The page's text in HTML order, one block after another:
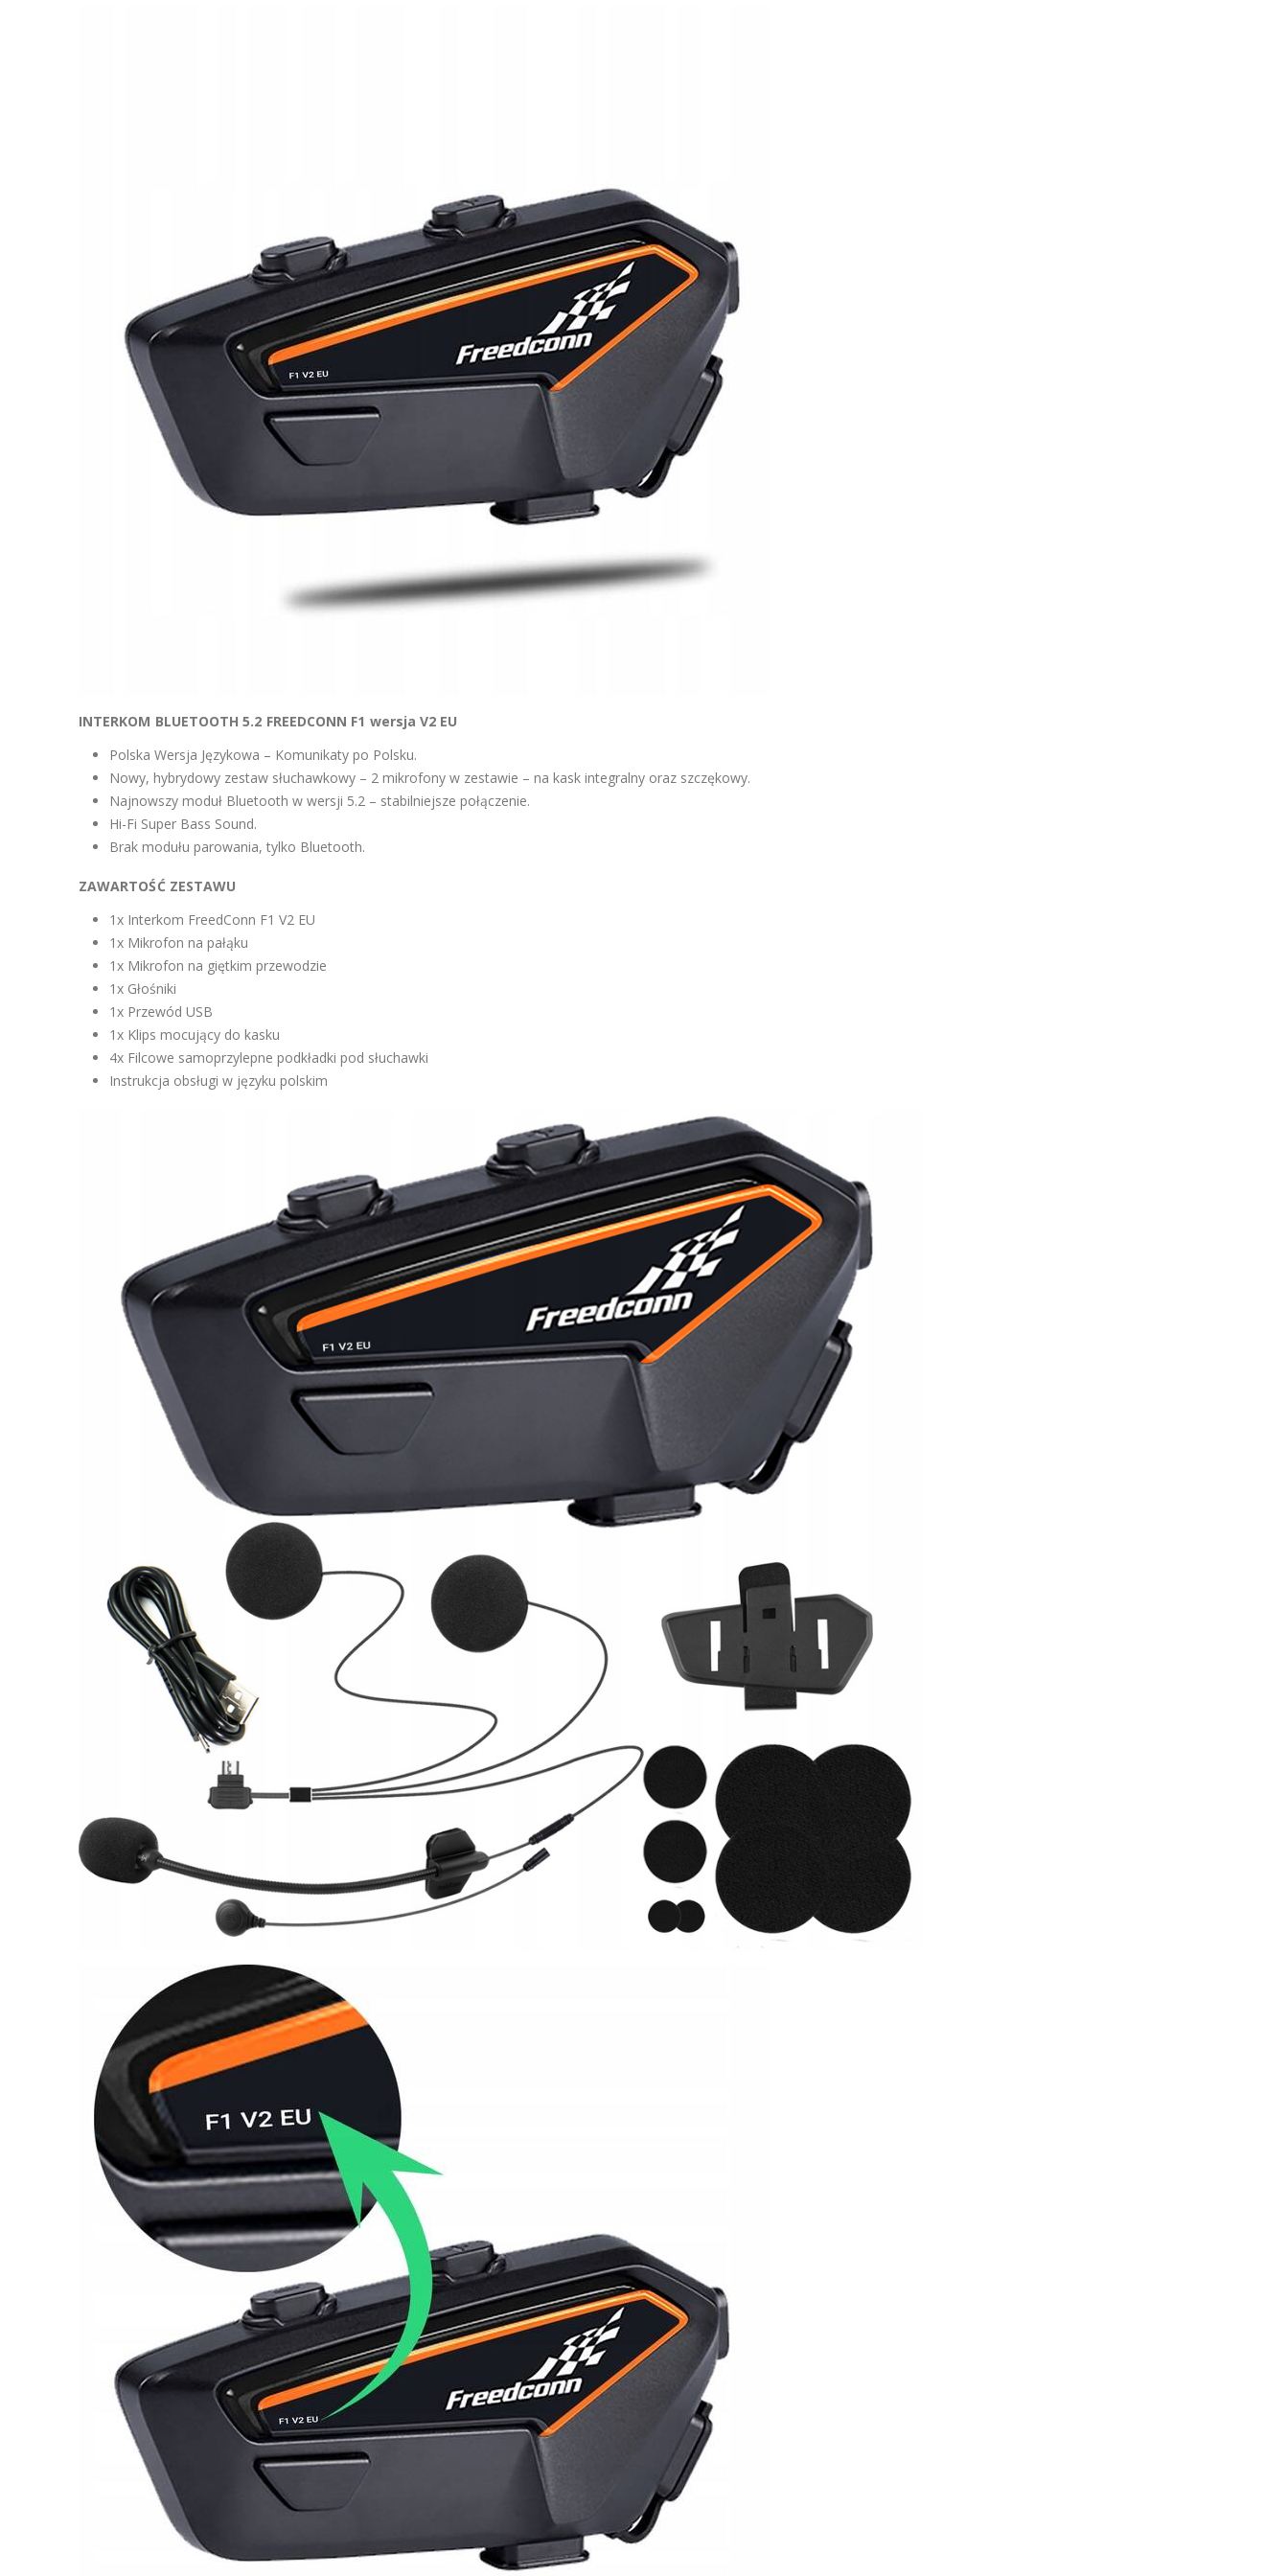
INTERKOM BLUETOOTH 5.2 FREEDCONN F1 wersja V2 EU
Polska Wersja Językowa – Komunikaty po Polsku.
Nowy, hybrydowy zestaw słuchawkowy – 2 mikrofony w zestawie – na kask integralny oraz szczękowy.
Najnowszy moduł Bluetooth w wersji 5.2 – stabilniejsze połączenie.
Hi-Fi Super Bass Sound.
Brak modułu parowania, tylko Bluetooth.
ZAWARTOŚĆ ZESTAWU
1x Interkom FreedConn F1 V2 EU
1x Mikrofon na pałąku
1x Mikrofon na giętkim przewodzie
1x Głośniki
1x Przewód USB
1x Klips mocujący do kasku
4x Filcowe samoprzylepne podkładki pod słuchawki
Instrukcja obsługi w języku polskim